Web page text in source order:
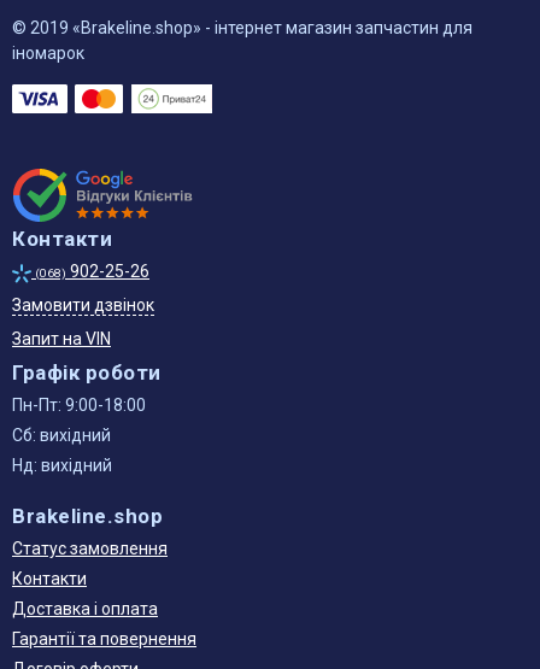
© 2019 «Brakeline.shop» - інтернет магазин запчастин для
іномарок
Контакти
(068) 902-25-26
Замовити дзвінок
Запит на VIN
Графік роботи
Пн-Пт: 9:00-18:00
Сб: вихідний
Нд: вихідний
Brakeline.shop
Статус замовлення
Контакти
Доставка і оплата
Гарантії та повернення